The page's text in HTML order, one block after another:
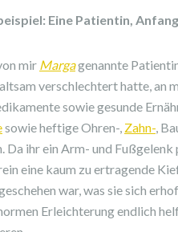
Eine Patientin,
mir Margagenannte
verschlechtert hatte, an
sowie gesunde
sowie heftige Ohren-, Zahn-,
Da ihr ein Arm- und
eine kaum zu ertragende
war, was sie sich
Erleichterung endlich